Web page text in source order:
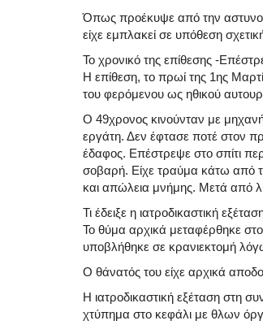
Όπως προέκυψε από την
είχε εμπλακεί σε υπόθεση
Το χρονικό της επίθεσης -
Η επίθεση, το πρωί της 1ης
του φερόμενου ως ηθικού
Ο 49χρονος κινούνταν με
εργάτη. Δεν έφτασε ποτέ στον
έδαφος. Επέστρεψε στο σπίτι
σοβαρή. Είχε τραύμα κάτω από
και απώλεια μνήμης. Μετά από
Τι έδειξε η ιατροδικαστική
Το θύμα αρχικά μεταφέρθηκε
υποβλήθηκε σε κρανιεκτομή
Ο θάνατός του είχε αρχικά
Η ιατροδικαστική εξέταση στη
χτύπημα στο κεφάλι με θλων